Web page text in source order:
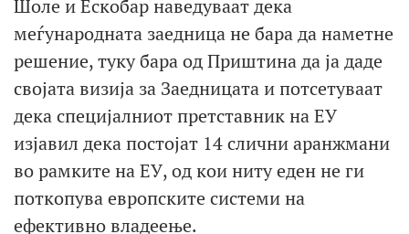
Шоле и Ескобар наведуваат дека
меѓународната заедница не бара да наметне
решение, туку бара од Приштина да ја даде
својата визија за Заедницата и потсетуваат
дека специјалниот претставник на ЕУ
изјавил дека постојат 14 слични аранжмани
во рамките на ЕУ, од кои ниту еден не ги
поткопува европските системи на
ефективно владеење.